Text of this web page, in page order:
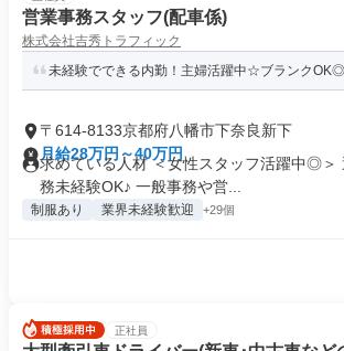
営業事務スタッフ(配車係)
株式会社吉秀トラフィック
未経験でできる内勤！主婦活躍中☆ブランク
〒614-8133京都府八幡市下奈良新下
月給28万円～40万円
求めている人材 ＜女性スタッフ活躍中◎＞
務未経験OK♪ 一般事務や営...
制服あり 業界未経験歓迎 +29個
正社員